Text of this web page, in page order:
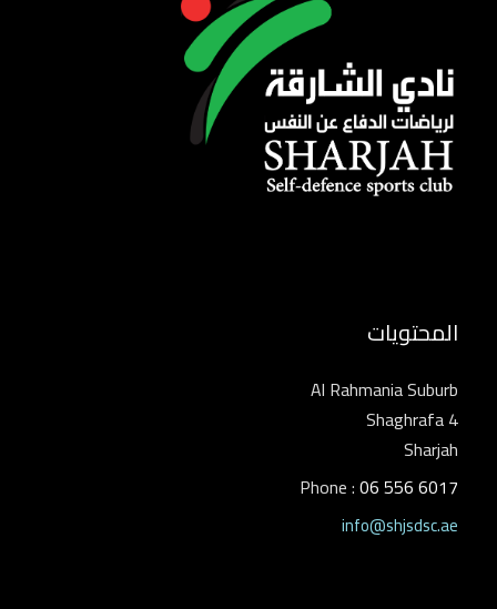
المحتويات
Al Rahmania Suburb
Shaghrafa 4
Sharjah
Phone :06 556 6017
info@shjsdsc.ae